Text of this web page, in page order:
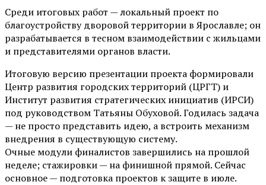
Среди итоговых работ — локальный проект по
благоустройству дворовой территории в Ярославле; он
разрабатывается в тесном взаимодействии с жильцами
и представителями органов власти.
Итоговую версию презентации проекта формировали
Центр развития городских территорий (ЦРГТ) и
Институт развития стратегических инициатив (ИРСИ)
под руководством Татьяны Обуховой. Годилась задача
— не просто представить идею, а встроить механизм
внедрения в существующую систему.
Очные модули финалистов завершились на прошлой
неделе; стажировки — на финишной прямой. Сейчас
основное — подготовка проектов к защите в июле.